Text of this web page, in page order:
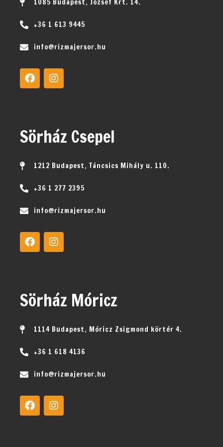
1085 Budapest, József Krt. 14.
+36 1 613 9445
info@rizmajersor.hu
Sörház Csepel
1212 Budapest, Táncsics Mihály u. 110.
+36 1 277 2395
info@rizmajersor.hu
Sörház Móricz
1114 Budapest, Móricz Zsigmond körtér 4.
+36 1 618 4136
info@rizmajersor.hu